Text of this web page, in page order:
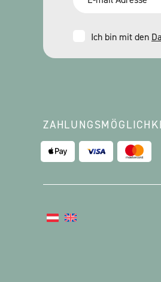
Consent
*
Ich bin mit den